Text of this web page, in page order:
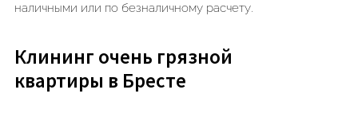
наличными или по безналичному расчету.
Клининг очень грязной
квартиры в Бресте